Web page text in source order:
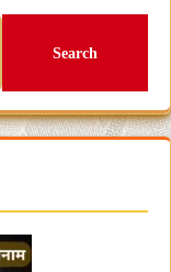
Search